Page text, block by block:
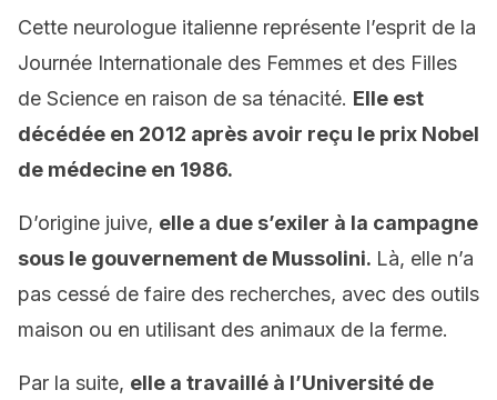
Cette neurologue italienne représente l’esprit de la
Journée Internationale des Femmes et des Filles
de Science en raison de sa ténacité. Elle est
décédée en 2012 après avoir reçu le prix Nobel
de médecine en 1986.
D’origine juive, elle a due s’exiler à la campagne
sous le gouvernement de Mussolini. Là, elle n’a
pas cessé de faire des recherches, avec des outils
maison ou en utilisant des animaux de la ferme.
Par la suite, elle a travaillé à l’Université de